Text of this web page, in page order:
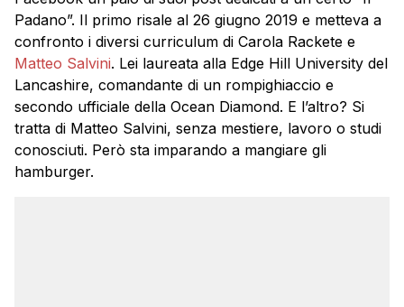
Padano”. Il primo risale al 26 giugno 2019 e metteva a
confronto i diversi curriculum di Carola Rackete e
Matteo Salvini. Lei laureata alla Edge Hill University del
Lancashire, comandante di un rompighiaccio e
secondo ufficiale della Ocean Diamond. E l’altro? Si
tratta di Matteo Salvini, senza mestiere, lavoro o studi
conosciuti. Però sta imparando a mangiare gli
hamburger.